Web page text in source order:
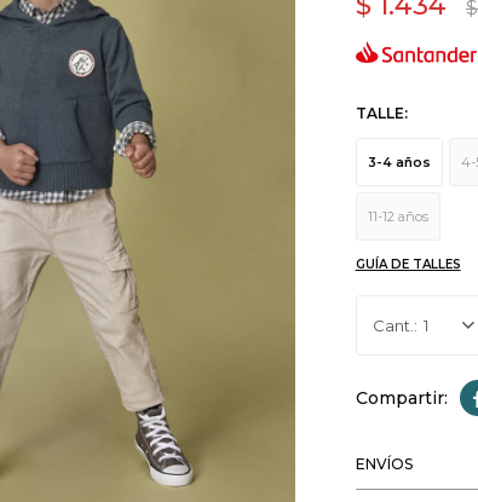
$
TALLE:
3-4 años 4-
11-12 años
GUÍA DE TALLES
1
ENVÍOS